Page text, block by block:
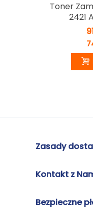
Toner
2421
Zasady
Kontakt z
Bezpieczne